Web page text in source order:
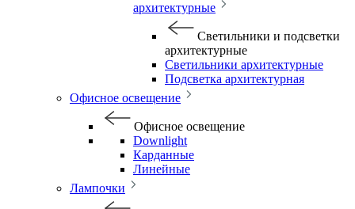
архитектурные
Светильники и подсветки
архитектурные
Светильники архитектурные
Подсветка архитектурная
Офисное освещение
Офисное освещение
Downlight
Карданные
Линейные
Лампочки